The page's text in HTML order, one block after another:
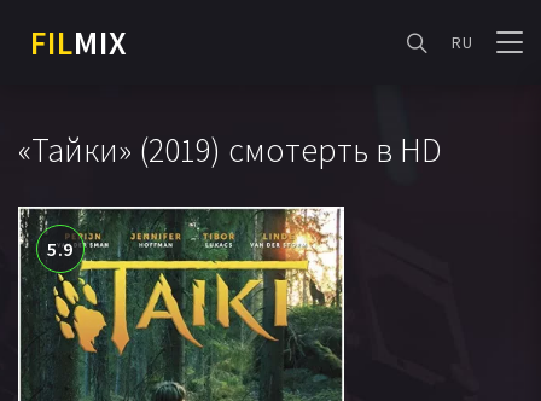
FILMIX RU
«Тайки» (2019) смотерть в HD
5.9